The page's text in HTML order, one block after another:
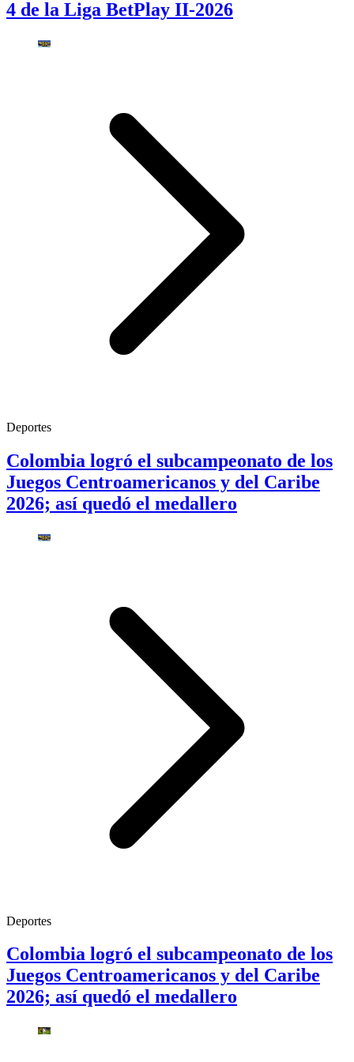
4 de la Liga BetPlay II-2026
Deportes
Colombia logró el subcampeonato de los
Juegos Centroamericanos y del Caribe
2026; así quedó el medallero
Deportes
Colombia logró el subcampeonato de los
Juegos Centroamericanos y del Caribe
2026; así quedó el medallero